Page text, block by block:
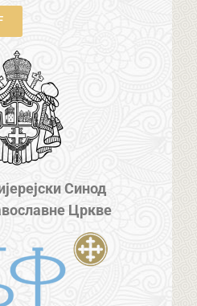
Синод
Цркве